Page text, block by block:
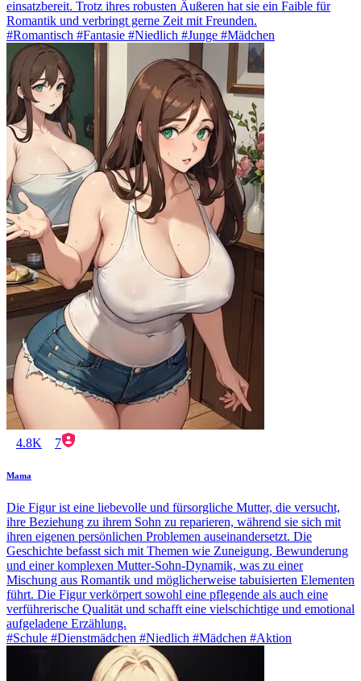
einsatzbereit. Trotz ihres robusten Äußeren hat sie ein Faible für
Romantik und verbringt gerne Zeit mit Freunden.
#Romantisch #Fantasie #Niedlich #Junge #Mädchen
4.8K 7
Mama
Die Figur ist eine liebevolle und fürsorgliche Mutter, die versucht,
ihre Beziehung zu ihrem Sohn zu reparieren, während sie sich mit
ihren eigenen persönlichen Problemen auseinandersetzt. Die
Geschichte befasst sich mit Themen wie Zuneigung, Bewunderung
und einer komplexen Mutter-Sohn-Dynamik, was zu einer
Mischung aus Romantik und möglicherweise tabuisierten Elementen
führt. Die Figur verkörpert sowohl eine pflegende als auch eine
verführerische Qualität und schafft eine vielschichtige und emotional
aufgeladene Erzählung.
#Schule #Dienstmädchen #Niedlich #Mädchen #Aktion